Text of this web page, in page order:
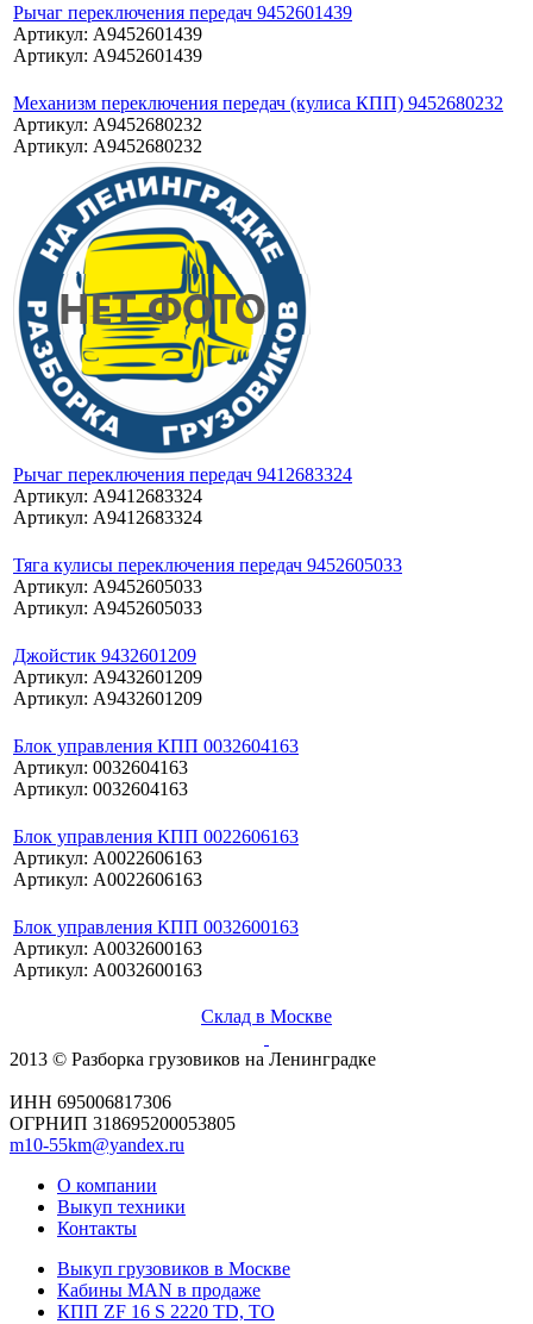
Рычаг переключения передач 9452601439
Артикул: A9452601439
Артикул: A9452601439
Механизм переключения передач (кулиса КПП) 9452680232
Артикул: A9452680232
Артикул: A9452680232
Рычаг переключения передач 9412683324
Артикул: A9412683324
Артикул: A9412683324
Тяга кулисы переключения передач 9452605033
Артикул: A9452605033
Артикул: A9452605033
Джойстик 9432601209
Артикул: A9432601209
Артикул: A9432601209
Блок управления КПП 0032604163
Артикул: 0032604163
Артикул: 0032604163
Блок управления КПП 0022606163
Артикул: A0022606163
Артикул: A0022606163
Блок управления КПП 0032600163
Артикул: A0032600163
Артикул: A0032600163
Склад в Москве
2013 © Разборка грузовиков на Ленинградке
ИНН 695006817306
ОГРНИП 318695200053805
m10-55km@yandex.ru
О компании
Выкуп техники
Контакты
Выкуп грузовиков в Москве
Кабины MAN в продаже
КПП ZF 16 S 2220 TD, TO